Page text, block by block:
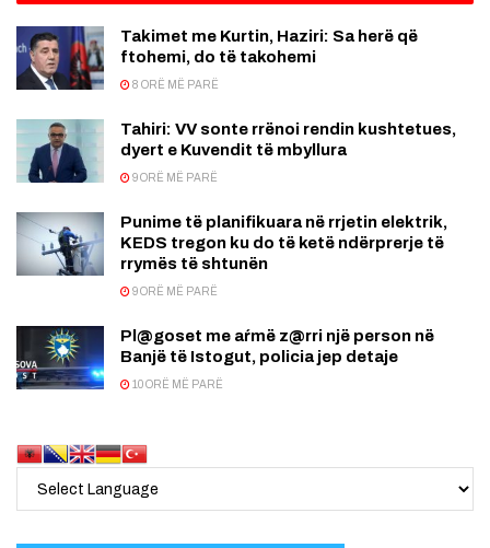
Takimet me Kurtin, Haziri: Sa herë që
ftohemi, do të takohemi
8 ORË MË PARË
Tahiri: VV sonte rrënoi rendin kushtetues,
dyert e Kuvendit të mbyllura
9 ORË MË PARË
Punime të planifikuara në rrjetin elektrik,
KEDS tregon ku do të ketë ndërprerje të
rrymës të shtunën
9 ORË MË PARË
Pl@goset me aŕmë z@rri një person në
Banjë të Istogut, policia jep detaje
10 ORË MË PARË